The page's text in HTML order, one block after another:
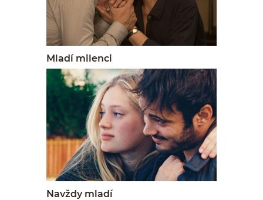
Mladí milenci
Navždy mladí